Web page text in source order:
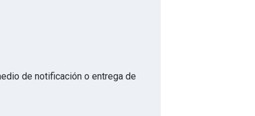
de notificación o entrega de